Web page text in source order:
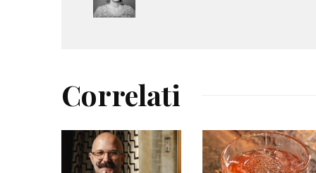
Correlati